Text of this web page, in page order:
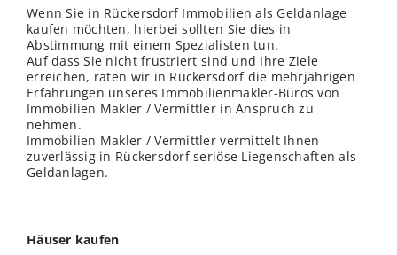
Wenn Sie in Rückersdorf Immobilien als Geldanlage
kaufen möchten, hierbei sollten Sie dies in
Abstimmung mit einem Spezialisten tun.
Auf dass Sie nicht frustriert sind und Ihre Ziele
erreichen, raten wir in Rückersdorf die mehrjährigen
Erfahrungen unseres Immobilienmakler-Büros von
Immobilien Makler / Vermittler in Anspruch zu
nehmen.
Immobilien Makler / Vermittler vermittelt Ihnen
zuverlässig in Rückersdorf seriöse Liegenschaften als
Geldanlagen.
Häuser kaufen